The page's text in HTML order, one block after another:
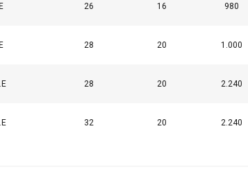
26 16 980
28 20 1.000
28 20 2.240
32 20 2.240